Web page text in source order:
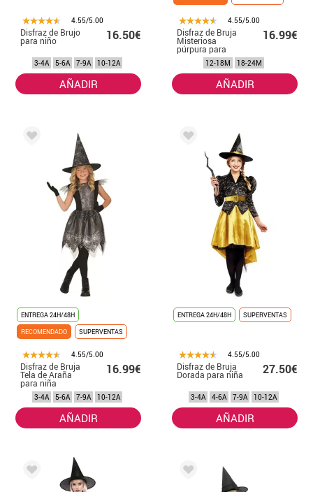
4.55/5.00
Disfraz de Brujo
para niño 16.50€
3-4A 5-6A 7-9A 10-12A
AÑADIR
4.55/5.00
Disfraz de Bruja
Misteriosa
púrpura para
niña y bebé
16.99€
12-18M 18-24M
AÑADIR
ENTREGA 24H/48H
RECOMENDADO
SUPERVENTAS
4.55/5.00
Disfraz de Bruja
Tela de Araña
para niña
16.99€
3-4A 5-6A 7-9A 10-12A
AÑADIR
ENTREGA 24H/48H SUPERVENTAS
4.55/5.00
Disfraz de Bruja
Dorada para niña 27.50€
3-4A 4-6A 7-9A 10-12A
AÑADIR